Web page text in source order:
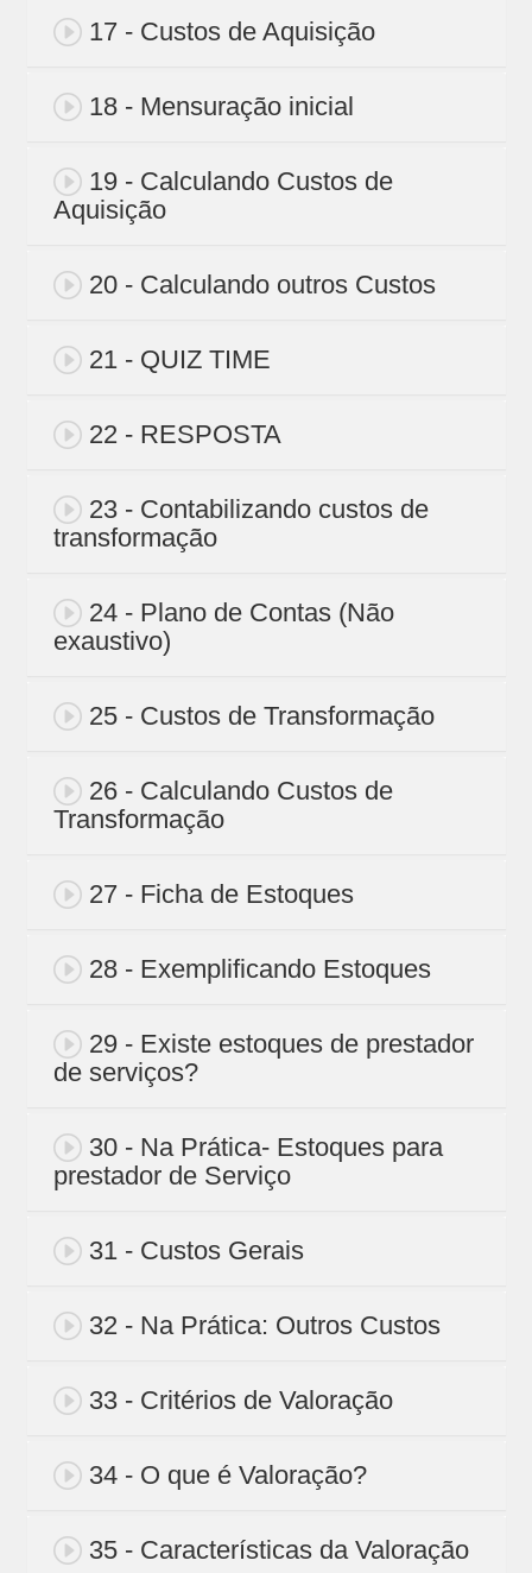
17 - Custos de Aquisição
18 - Mensuração inicial
19 - Calculando Custos de
Aquisição
20 - Calculando outros Custos
21 - QUIZ TIME
22 - RESPOSTA
23 - Contabilizando custos de
transformação
24 - Plano de Contas (Não
exaustivo)
25 - Custos de Transformação
26 - Calculando Custos de
Transformação
27 - Ficha de Estoques
28 - Exemplificando Estoques
29 - Existe estoques de prestador
de serviços?
30 - Na Prática- Estoques para
prestador de Serviço
31 - Custos Gerais
32 - Na Prática: Outros Custos
33 - Critérios de Valoração
34 - O que é Valoração?
35 - Características da Valoração